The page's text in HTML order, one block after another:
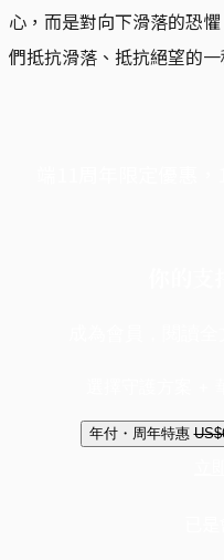
心，而是對向下滑落的恐
們抵抗滑落、抵抗絕望的一
年付・周年特惠